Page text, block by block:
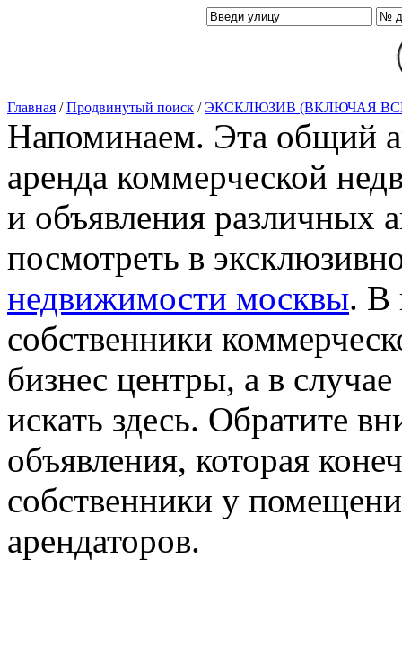
Главная /Продвинутый поиск /ЭКСКЛЮЗИВ (ВКЛЮЧАЯ
Напоминаем. Эта общий
аренда коммерческой
и объявления различных
посмотреть в
недвижимости москвы. В
собственники
бизнес центры, а в случае
искать здесь. Обратите
объявления, которая
собственники у
арендаторов.